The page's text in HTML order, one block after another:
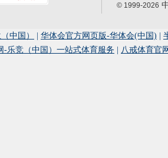
© 1999-2026
中国） 华体会官方网页版-华体会(中国)
-乐竞（中国）一站式体育服务 八戒体育官